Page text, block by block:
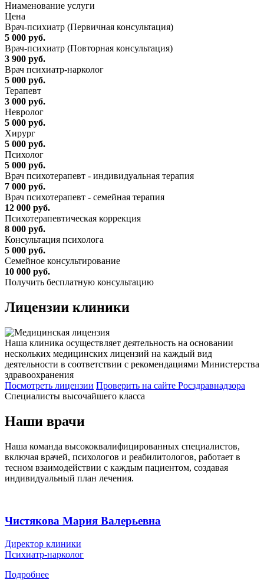
Ниaменование услуги
Цена
Врач-психиатр (Первичная консультация)
5 000 руб.
Врач-психиатр (Повторная консультация)
3 900 руб.
Врач психиатр-нарколог
5 000 руб.
Терапевт
3 000 руб.
Невролог
5 000 руб.
Хирург
5 000 руб.
Психолог
5 000 руб.
Врач психотерапевт - индивидуальная терапия
7 000 руб.
Врач психотерапевт - семейная терапия
12 000 руб.
Психотерапевтическая коррекция
8 000 руб.
Консультация психолога
5 000 руб.
Семейное консультирование
10 000 руб.
Получить бесплатную консультацию
Лицензии клиники
Наша клиника осуществляет деятельность на основании
нескольких медицинских лицензий на каждый вид
деятельности в соответствии с рекомендациями Министерства
здравоохранения
Посмотреть лицензии Проверить на сайте Росздравнадзора
Специалисты высочайшего класса
Наши врачи
Наша команда высококвалифицированных специалистов,
включая врачей, психологов и реабилитологов, работает в
тесном взаимодействии с каждым пациентом, создавая
индивидуальный план лечения.
Чистякова Мария Валерьевна
Директор клиники
Психиатр-нарколог
Подробнее